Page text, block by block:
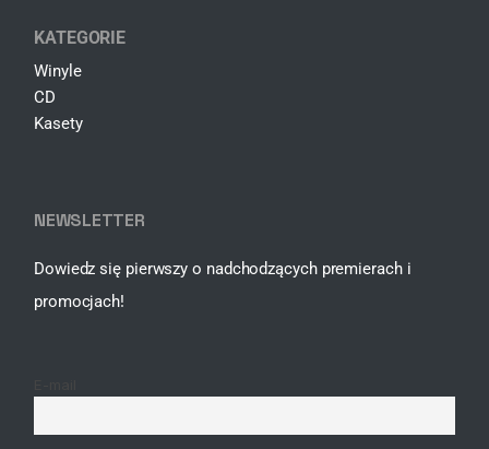
KATEGORIE
Winyle
CD
Kasety
NEWSLETTER
Dowiedz się pierwszy o nadchodzących premierach i
promocjach!